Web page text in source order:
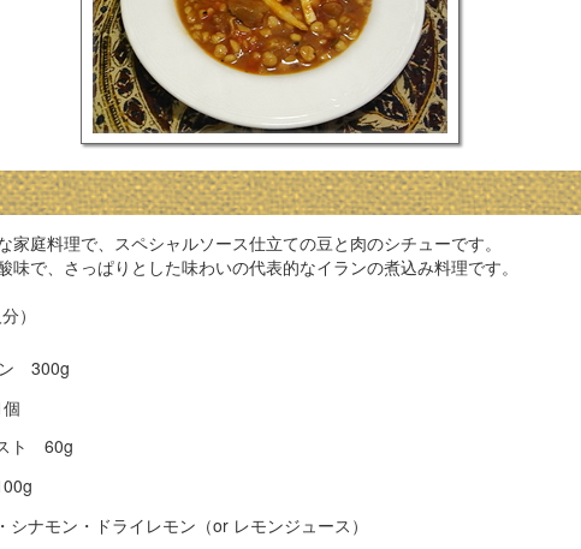
家庭料理で、スペシャルソース仕立ての豆と肉のシチューです。
味で、さっぱりとした味わいの代表的なイランの煮込み料理です。
）
300g
ト 60g
シナモン・ドライレモン（or レモンジュース）